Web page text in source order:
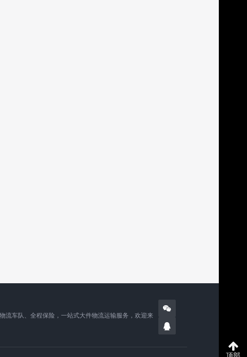
流车队、全程保险，一站式大件物流运输服务，欢迎来